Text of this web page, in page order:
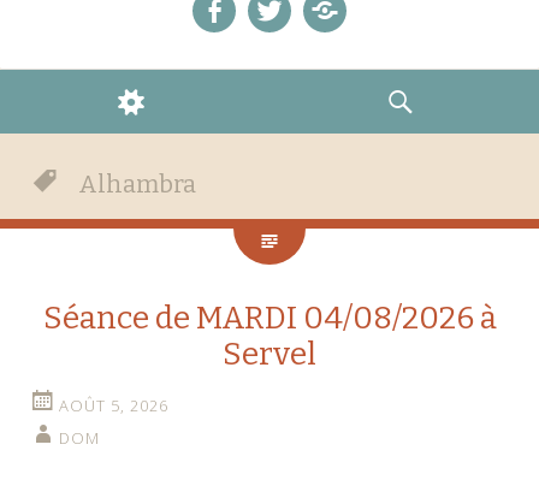
WIDGETS
RECHERCHE
Alhambra
Séance de MARDI 04/08/2026 à
Servel
AOÛT 5, 2026
DOM